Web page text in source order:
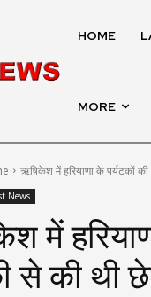
HOME
MORE
ऋषिकेश में हरियाणा के पर्यटकों
News
में
से की थी